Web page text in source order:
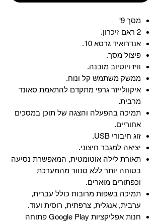
מסך 9"
2 ראם זיכרון.
אנדרואיד גרסא 10.
פיצול מסך.
וויז ויוטיוב מובנה.
ממשק משתמש קל ונוח.
איקוולייזר גרפי מתקדם להתאמת סאונד
מרבית.
תמיכה בהפעלה והצגה של תוכן במסכים
אחוריים.
זוג חיבורי USB.
יציאה למגבר חיצוני.
תאורת לילה אוטומטית, המאפשרת נסיעה
בטוחה יותר ללא סנוור מהמערכת
וכפתורים מוארים.
תמיכה בשפות מרובות כולל עברית,
ערבית, אנגלית, צרפתית, רוסית ועוד.
‏חנות אפליקציות Google Play פתוחה